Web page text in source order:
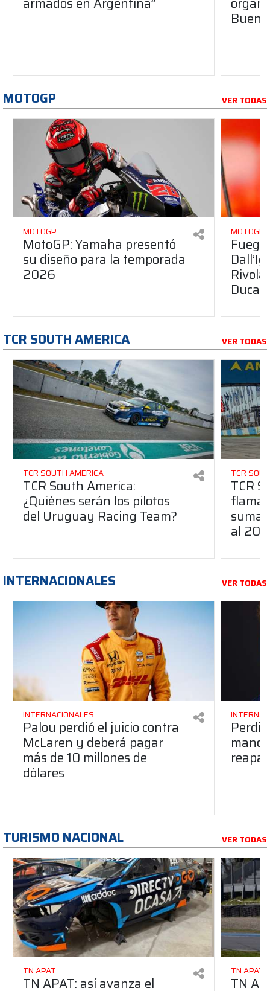
MOTOGP VER TODAS
MOTOGP
MotoGP: Yamaha presentó
su diseño para la temporada
2026
MOTOGP
Ducati
TCR SOUTH AMERICA VER TODAS
TCR SOUTH AMERICA
TCR South America:
¿Quiénes serán los pilotos
del Uruguay Racing Team?
TCR
TCR
suma
al
INTERNACIONALES VER TODAS
INTERNACIONALES
Palou perdió el juicio contra
McLaren y deberá pagar
más de 10 millones de
dólares
TURISMO NACIONAL VER TODAS
TN APAT
TN APAT: así avanza el
TN APAT
TN